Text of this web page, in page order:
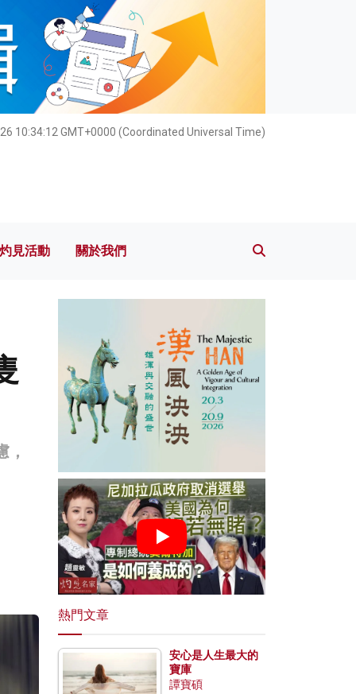
10:34:13 GMT+0000 (Coordinated Universal Time)
灼見活動 關於我們
灼見活動 關於我們
，
熱門文章
安心是人生最大的
寶庫
譚寶碩